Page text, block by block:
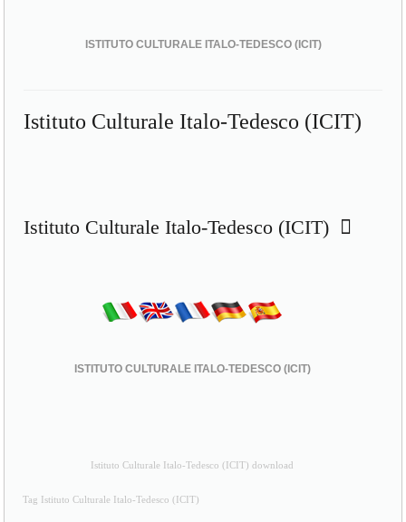
ISTITUTO CULTURALE ITALO-TEDESCO (ICIT)
Istituto Culturale Italo-Tedesco (ICIT)
Istituto Culturale Italo-Tedesco (ICIT)
ISTITUTO CULTURALE ITALO-TEDESCO (ICIT)
Istituto Culturale Italo-Tedesco (ICIT) download
Tag Istituto Culturale Italo-Tedesco (ICIT)